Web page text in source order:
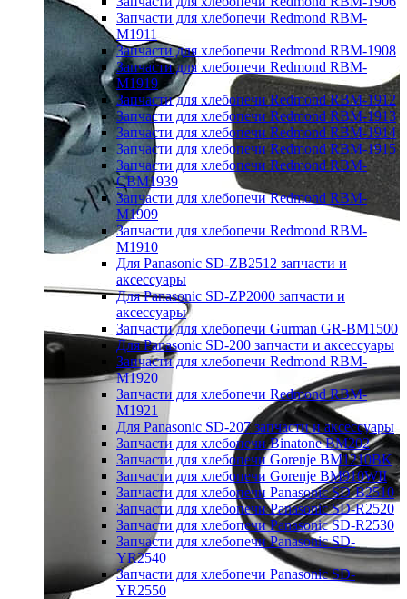
Запчасти для хлебопечи Redmond RBM-
M1911
Запчасти для хлебопечи Redmond RBM-1908
Запчасти для хлебопечи Redmond RBM-
M1919
Запчасти для хлебопечи Redmond RBM-1912
Запчасти для хлебопечи Redmond RBM-1913
Запчасти для хлебопечи Redmond RBM-1914
Запчасти для хлебопечи Redmond RBM-1915
Запчасти для хлебопечи Redmond RBM-
CBM1939
Запчасти для хлебопечи Redmond RBM-
M1909
Запчасти для хлебопечи Redmond RBM-
M1910
Для Panasonic SD-ZB2512 запчасти и
аксессуары
Для Panasonic SD-ZP2000 запчасти и
аксессуары
Запчасти для хлебопечи Gurman GR-BM1500
Для Panasonic SD-200 запчасти и аксессуары
Запчасти для хлебопечи Redmond RBM-
M1920
Запчасти для хлебопечи Redmond RBM-
M1921
Для Panasonic SD-207 запчасти и аксессуары
Запчасти для хлебопечи Binatone BM202
Запчасти для хлебопечи Gorenje BM1210BK
Запчасти для хлебопечи Gorenje BM910WII
Запчасти для хлебопечи Panasonic SD-B2510
Запчасти для хлебопечи Panasonic SD-R2520
Запчасти для хлебопечи Panasonic SD-R2530
Запчасти для хлебопечи Panasonic SD-
YR2540
Запчасти для хлебопечи Panasonic SD-
YR2550